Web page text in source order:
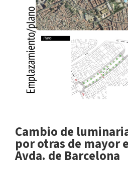
Cambio de
por otras de mayor
Avda. de Barcelona